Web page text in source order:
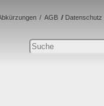
AGB Datenschutz